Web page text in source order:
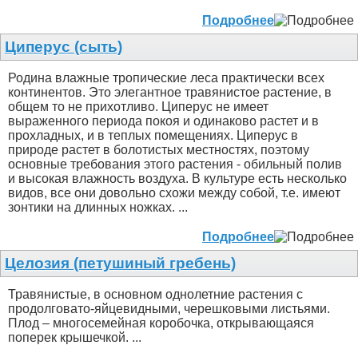
Подробнее
Циперус (сыть)
Родина влажные тропические леса практически всех
континентов. Это элегантное травянистое растение, в
общем то не прихотливо. Циперус не имеет
выраженного периода покоя и одинаково растет и в
прохладных, и в теплых помещениях. Циперус в
природе растет в болотистых местностях, поэтому
основные требования этого растения - обильный полив
и высокая влажность воздуха. В культуре есть несколько
видов, все они довольно схожи между собой, т.е. имеют
зонтики на длинных ножках. ...
Подробнее
Целозия (петушиный гребень)
Травянистые, в основном однолетние растения с
продолговато-яйцевидными, черешковыми листьями.
Плод – многосемейная коробочка, открывающаяся
поперек крышечкой. ...